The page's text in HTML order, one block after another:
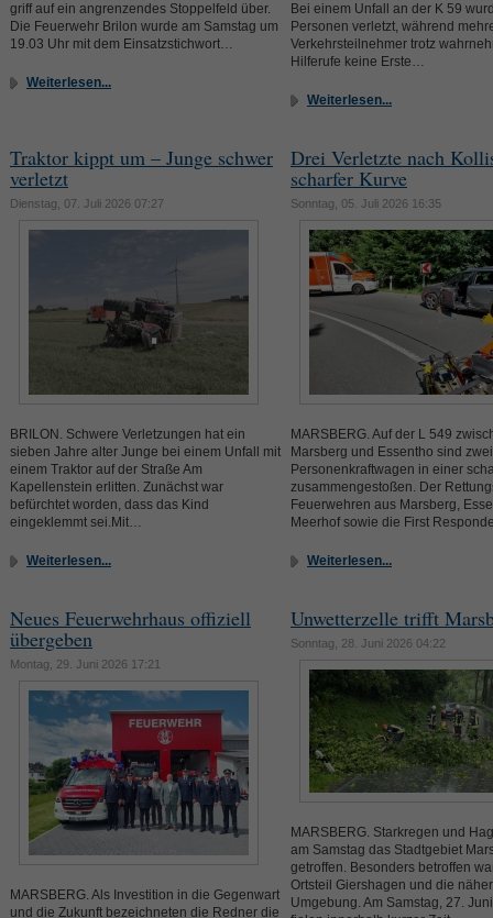
griff auf ein angrenzendes Stoppelfeld über.
Die Feuerwehr Brilon wurde am Samstag um
19.03 Uhr mit dem Einsatzstichwort…
Weiterlesen...
Bei einem Unfall an der K 59
Personen verletzt, während
Verkehrsteilnehmer trotz
Hilferufe keine Erste…
Weiterlesen...
Traktor kippt um – Junge schwer
verletzt
Dienstag, 07. Juli 2026 07:27
BRILON. Schwere Verletzungen hat ein
sieben Jahre alter Junge bei einem Unfall mit
einem Traktor auf der Straße Am
Kapellenstein erlitten. Zunächst war
befürchtet worden, dass das Kind
eingeklemmt sei.Mit…
Weiterlesen...
Drei Verletzte nach
scharfer Kurve
Sonntag, 05. Juli 2026 16:35
MARSBERG. Auf der L 549
Marsberg und Essentho sind zwei
Personenkraftwagen in einer
zusammengestoßen. Der
Feuerwehren aus Marsberg,
Meerhof sowie die First
Weiterlesen...
Neues Feuerwehrhaus offiziell
übergeben
Montag, 29. Juni 2026 17:21
MARSBERG. Als Investition in die Gegenwart
und die Zukunft bezeichneten die Redner die
Unwetterzelle trifft
Sonntag, 28. Juni 2026 04:22
MARSBERG. Starkregen und
am Samstag das Stadtgebiet
getroffen. Besonders betroffen
Ortsteil Giershagen und die
Umgebung. Am Samstag, 27.